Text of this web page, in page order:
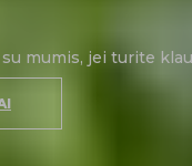
mumis, jei turite